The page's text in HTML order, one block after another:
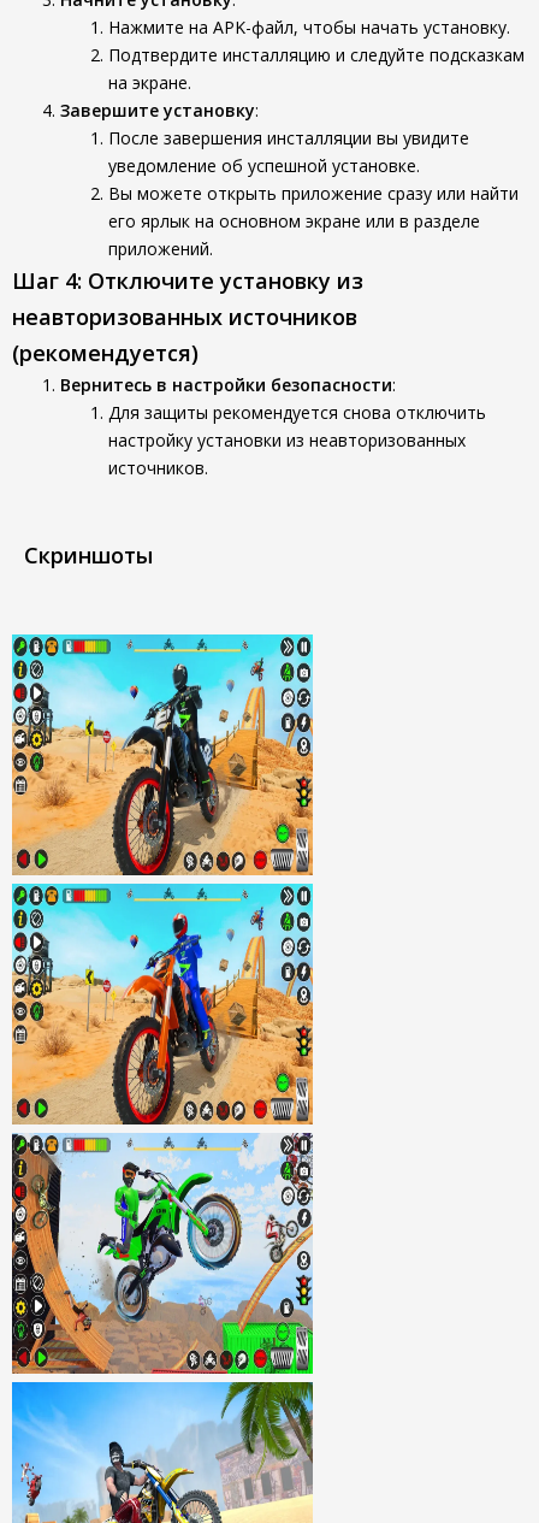
Нажмите на APK-файл, чтобы начать установку.
Подтвердите инсталляцию и следуйте подсказкам
на экране.
Завершите установку:
После завершения инсталляции вы увидите
уведомление об успешной установке.
Вы можете открыть приложение сразу или найти
его ярлык на основном экране или в разделе
приложений.
Шаг 4: Отключите установку из
неавторизованных источников
(рекомендуется)
Вернитесь в настройки безопасности:
Для защиты рекомендуется снова отключить
настройку установки из неавторизованных
источников.
Скриншоты